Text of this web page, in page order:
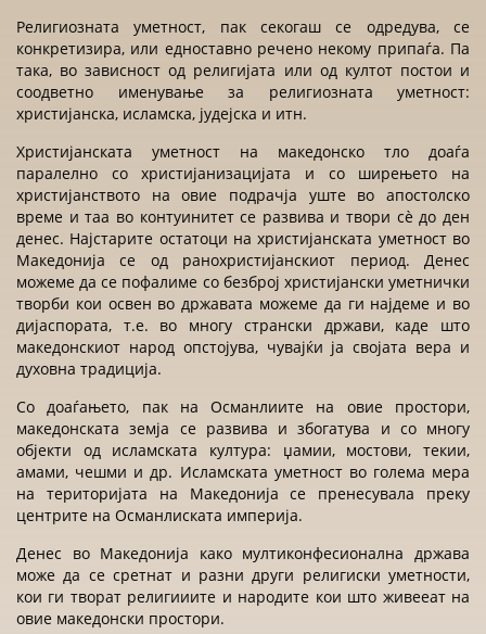
Религиозната уметност, пак секогаш се одредува, се
конкретизира, или едноставно речено некому припаѓа. Па
така, во зависност од религијата или од култот постои и
соодветно именување за религиозната уметност:
христијанска, исламска, јудејска и итн.
Христијанската уметност на македонско тло доаѓа
паралелно со христијанизацијата и со ширењето на
христијанството на овие подрачја уште во апостолско
време и таа во контуинитет се развива и твори сè до ден
денес. Најстарите остатоци на христијанската уметност во
Македонија се од ранохристијанскиот период. Денес
можеме да се пофалиме со безброј христијански уметнички
творби кои освен во државата можеме да ги најдеме и во
дијаспората, т.е. во многу странски држави, каде што
македонскиот народ опстојува, чувајќи ја својата вера и
духовна традиција.
Со доаѓањето, пак на Османлиите на овие простори,
македонската земја се развива и збогатува и со многу
објекти од исламската култура: џамии, мостови, текии,
амами, чешми и др. Исламската уметност во голема мера
на територијата на Македонија се пренесувала преку
центрите на Османлиската империја.
Денес во Македонија како мултиконфесионална држава
може да се сретнат и разни други религиски уметности,
кои ги творат религииите и народите кои што живееат на
овие македонски простори.